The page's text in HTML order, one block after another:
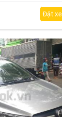
Đặt xe